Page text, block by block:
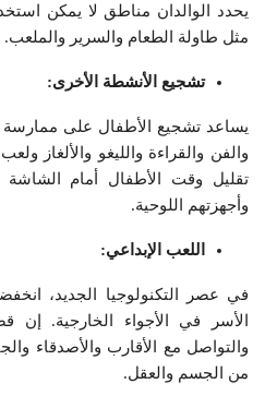
يحدد الوالدان مناطق لا يمكن
مثل طاولة الطعام والسرير والملعب.
تشجيع الأنشطة الأخرى:
يساعد تشجيع الأطفال على
والفن والقراءة والليغو والألغاز
تقليل وقت الأطفال أمام
وأجهزتهم اللوحية.
اللعب الإبداعي:
في عصر التكنولوجيا الجديد،
الأسر في الأجواء الخارجية. إن
والتواصل مع الأقارب والأصدقاء
من الجسم والعقل.